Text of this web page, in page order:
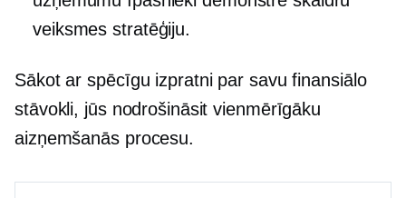
veiksmes stratēģiju.
Sākot ar spēcīgu izpratni par savu finansiālo
stāvokli, jūs nodrošināsit vienmērīgāku
aizņemšanās procesu.